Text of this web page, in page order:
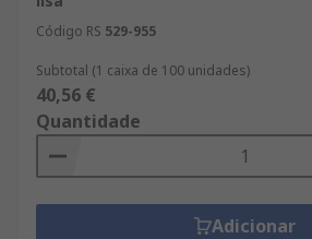
Código RS 529-955
Subtotal (1 caixa de 100 unidades)
40,56 €
Quantidade
Adicionar